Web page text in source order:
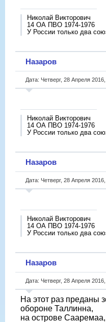
Николай Викторович
14 ОА ПВО 1974-1976
У России только два
Назаров
Дата: Четверг, 28 Апреля
Николай Викторович
14 ОА ПВО 1974-1976
У России только два
Назаров
Дата: Четверг, 28 Апреля
Николай Викторович
14 ОА ПВО 1974-1976
У России только два
Назаров
Дата: Четверг, 28 Апреля
На этот раз преданы
обороне Таллинна,
на острове